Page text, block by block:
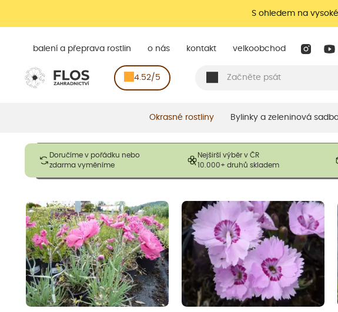
S ohledem na
balení a přeprava rostlin o nás kontakt velkoobchod
4.52/5
Okrasné rostliny Bylinky a zeleninová
Doručíme v pořádku nebo
zdarma vyměníme
Nejširší výběr v ČR
10.000+ druhů skladem
Obrázky slouží pouze pro ilustrační účely a mají reprezentovat prodávané produkty.
opadavé rostliny dodávány v dormantním stavu a bez listů. Rostliny mohou být